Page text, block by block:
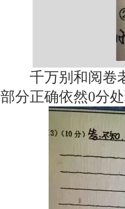
千万别和阅卷老
部分正确依然0分